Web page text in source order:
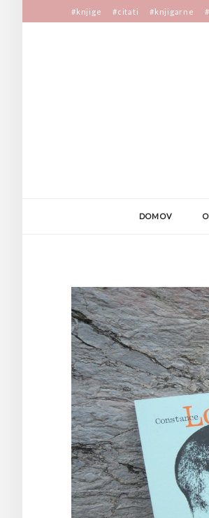
#knjige #citati #knjigarne
DOMOV